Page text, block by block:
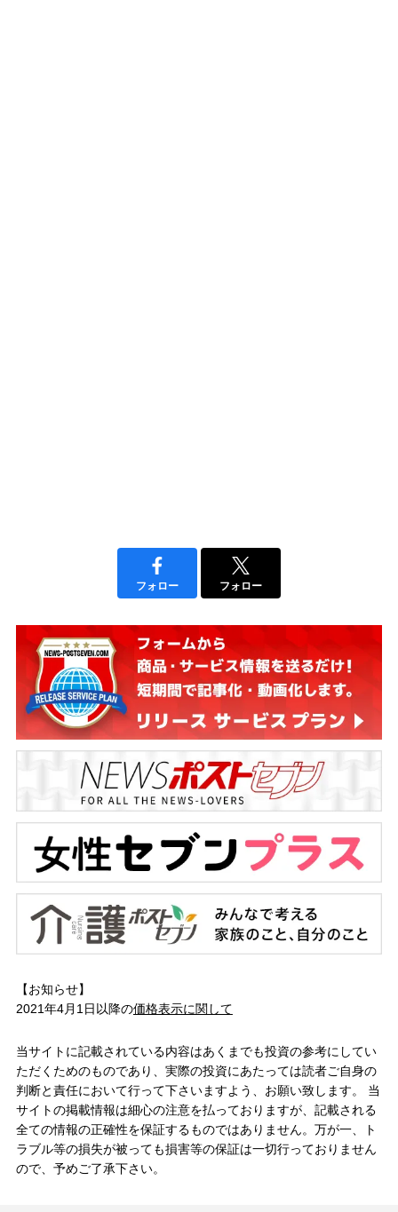
フォロー フォロー
【お知らせ】
2021年4月1日以降の価格表示に関して
当サイトに記載されている内容はあくまでも投資の参考にしてい
ただくためのものであり、実際の投資にあたっては読者ご自身の
判断と責任において行って下さいますよう、お願い致します。 当
サイトの掲載情報は細心の注意を払っておりますが、記載される
全ての情報の正確性を保証するものではありません。万が一、ト
ラブル等の損失が被っても損害等の保証は一切行っておりません
ので、予めご了承下さい。